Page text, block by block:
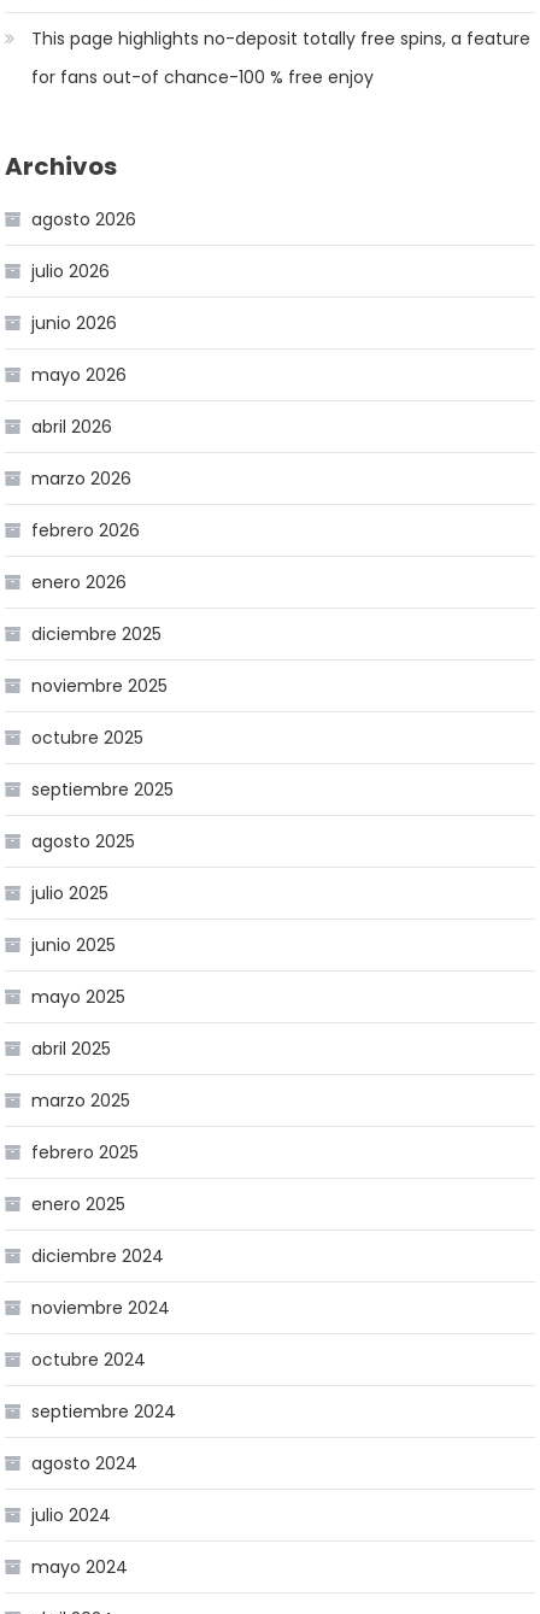
This page highlights no-deposit totally free spins, a feature
for fans out-of chance-100 % free enjoy
Archivos
agosto 2026
julio 2026
junio 2026
mayo 2026
abril 2026
marzo 2026
febrero 2026
enero 2026
diciembre 2025
noviembre 2025
octubre 2025
septiembre 2025
agosto 2025
julio 2025
junio 2025
mayo 2025
abril 2025
marzo 2025
febrero 2025
enero 2025
diciembre 2024
noviembre 2024
octubre 2024
septiembre 2024
agosto 2024
julio 2024
mayo 2024